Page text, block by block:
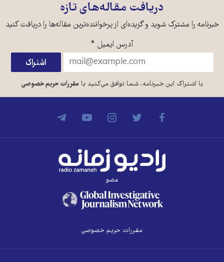
دریافت مقاله‌های تازه
خبرنامه را مشترک شوید و گزیده‌ای از پرخواننده‌ترین مقاله‌ها را دریافت کنید
آدرس ایمیل *
با اشتراک این خبرنامه، شما توافق می‌کنید بامقررات حریم خصوصی
عضو
مقررات حریم خصوصی